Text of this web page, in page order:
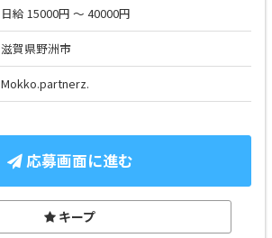
日給 15000円 ～ 40000円
滋賀県野洲市
Mokko.partnerz.
応募画面に進む
キープ